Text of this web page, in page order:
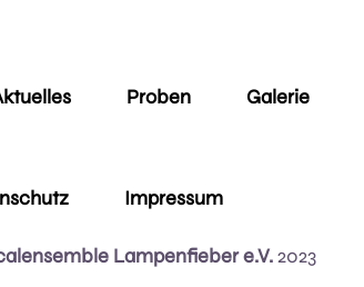
Proben Galerie
Impressum
Lampenfieber e.V.2023